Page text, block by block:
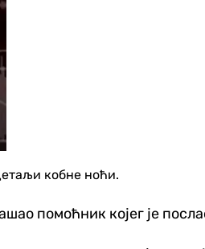
кобне ноћи.
помоћник којег је